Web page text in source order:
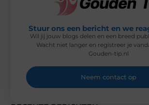
Stuur ons een bericht en we
Wil jij jouw blogs delen en een breed
Wacht niet langer en registreer je
Gouden-tip.nl
Neem contact op